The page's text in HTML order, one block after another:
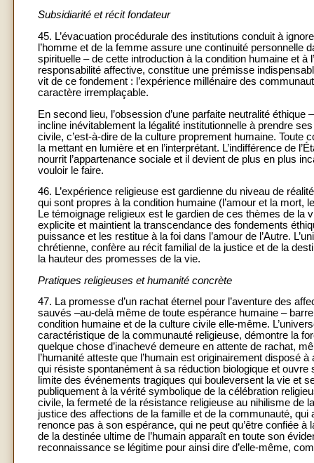
Subsidiarité et récit fondateur
45. L’évacuation procédurale des institutions conduit à
l’homme et de la femme assure une continuité personnelle
spirituelle – de cette introduction à la condition humaine et
responsabilité affective, constitue une prémisse
vit de ce fondement : l’expérience millénaire des
caractère irremplaçable.
En second lieu, l’obsession d’une parfaite neutralité
incline inévitablement la légalité institutionnelle à prendre
civile, c’est-à-dire de la culture proprement humaine.
la mettant en lumière et en l’interprétant. L’indifférence de
nourrit l’appartenance sociale et il devient de plus en plus
vouloir le faire.
46. L’expérience religieuse est gardienne du niveau de
qui sont propres à la condition humaine (l’amour et la mort,
Le témoignage religieux est le gardien de ces thèmes de
explicite et maintient la transcendance des fondements
puissance et les restitue à la foi dans l’amour de l’Autre.
chrétienne, confère au récit familial de la justice et de la
la hauteur des promesses de la vie.
Pratiques religieuses et humanité concrète
47. La promesse d’un rachat éternel pour l’aventure des
sauvés –au-delà même de toute espérance humaine –
condition humaine et de la culture civile elle-même.
caractéristique de la communauté religieuse, démontre la
quelque chose d’inachevé demeure en attente de rachat,
l’humanité atteste que l’humain est originairement
qui résiste spontanément à sa réduction biologique et
limite des événements tragiques qui bouleversent la vie et
publiquement à la vérité symbolique de la célébration
civile, la fermeté de la résistance religieuse au nihilisme de
justice des affections de la famille et de la communauté,
renonce pas à son espérance, qui ne peut qu’être confiée
de la destinée ultime de l’humain apparaît en toute son
reconnaissance se légitime pour ainsi dire d’elle-même,